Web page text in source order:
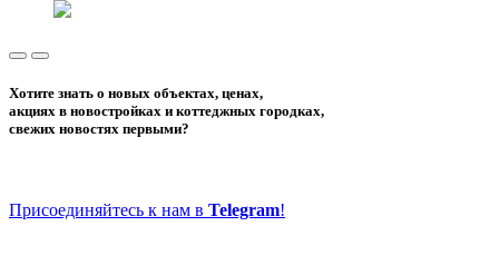
Хотите знать о новых объектах, ценах,
акциях в новостройках и коттеджных городках,
свежих новостях первыми?
Присоединяйтесь к нам в Telegram!